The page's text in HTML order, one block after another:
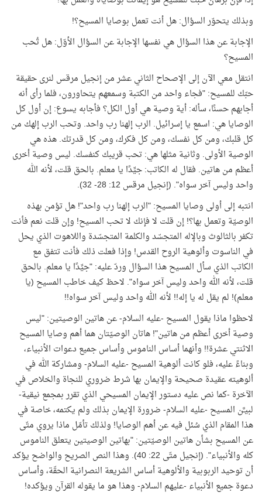
وبذلك يتحوّر السؤال: هل أنت تعمل بوصايا المسيح؟!
الإجابة عن هذا السؤال هي نفسها الإجابة عن السؤال الأوّل: هل تُحب
المسيح؟
انتقل معي الآن إلى الإصحاح الثاني عشر من إنجيل مرقس لنرى حقيقة
حبّك للمسيح: "فجاء واحد من الكتبة وسمعهم يتحاورون، فلما رأى أنه
أجابهم حسنًا، سأله: أية وصية هي أول الكل؟ فأجابه يسوع: إن أول كل
الوصايا هي: اسمع يا إسرائيل. الرب إلهنا رب واحد. وتحب الرب إلهك من
كل قلبك، ومن كل نفسك، ومن كل فكرك، ومن كل قدرتك. هذه هي
الوصية الأولى. وثانية مثلها هي: تحب قريبك كنفسك. ليس وصية أخرى
أعظم من هاتين. فقال له الكاتب: جيِّدًا يا معلم. بالحق قلت، لأنه الله
واحد وليس آخر سواه". (إنجيل مرقس 12: 28- 32)
.
انتبه إلى أولى وصايا المسيح: "الرب إلهنا رب واحد"! هل تؤمن بهذه
الوصيّة وتعمل بها؟! إن قلت لا فإنك لا تحب المسيح! وإن قلت نعم فأنت
تكفر بالثالوث وبالإله المتجسّد والكلمة المتجسّدة واللاهوت الذي يحل
في الناسوت وألوهية الروح القدس! وإذا فعلت ذلك فأنت تتفق مع
الكاتب الذي سأل المسيح هذا السؤال وردّ عليه: "جيِّدًا يا معلم. بالحق
قلت، لأنه الله واحد وليس آخر سواه". لاحظ كيف خاطب المسيح (يا
معلم)! لم يقل له يا إله!! لأنه الله واحد وليس آخر سواه!!
لاحظوا ماذا يقول المسيح -عليه السلام- عن هاتين الوصيتين: "ليس
وصية أخرى أعظم من هاتين"! هاتان الوصيّتان هما أهم وصايا المسيح
الاثنتي عشرة!! وأنهما أساس الناموس وأساس جميع دعوات الأنبياء،
وبناءً عليه، فلو كانت ألوهية المسيح -عليه السلام- ومشاركة الله في
ألوهيته عقيدة صحيحة والإيمان بها شرط ضروري للنجاة والخلاص في
الآخرة -كما نص عليه دستور الإيمان المسيحي الذي تقرر بمجمع نيقية-
لبيـَّن المسيح -عليه السلام- ضرورة الإيمان بذلك ولم يكتمه، خاصة في
هذا المقام الذي سُئل فيه عن أهم الوصايا! ولذلك تأمّل ماذا يروي متّى
عن المسيح بشأن هاتين الوصيّتين: "بهاتين الوصيتين يتعلق الناموس
كله والأنبياء". (إنجيل متّى 22: 40). وهذا النص الصريح والواضح يؤكد
أن توحيد الربوبية والألوهية أساس الشريعة النصرانية الحقّة، وأساس
دعوة جميع الأنبياء -عليهم السلام- وهذا هو ما يقوله القرآن ويؤكده!